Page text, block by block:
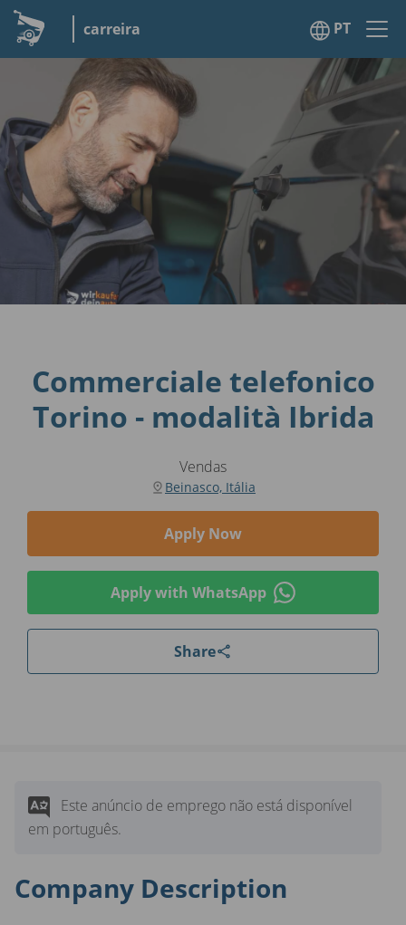
carreira PT
Commerciale telefonico
Torino - modalità Ibrida
Vendas
Beinasco, Itália
Apply Now
Apply with WhatsApp
Share
Este anúncio de emprego não está disponível
em português.
Company Description